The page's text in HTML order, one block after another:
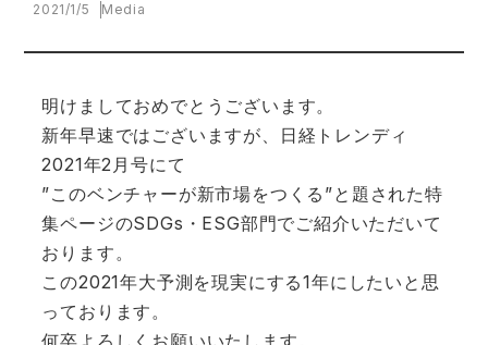
2021/1/5 Media
明けましておめでとうございます。
新年早速ではございますが、日経トレンディ
2021年2月号にて
”このベンチャーが新市場をつくる”と題された特
集ページのSDGs・ESG部門でご紹介いただいて
おります。
この2021年大予測を現実にする1年にしたいと思
っております。
何卒よろしくお願いいたします。